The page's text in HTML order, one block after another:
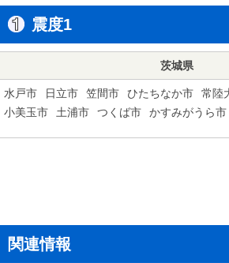
震度1
茨城県
水戸市 日立市 笠間市 ひたちなか市 常陸
小美玉市
土浦市 つくば市 かすみがうら市
関連情報